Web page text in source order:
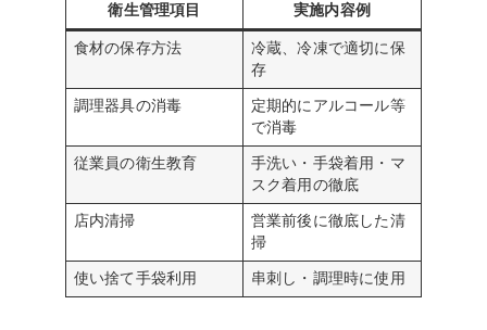
衛生管理項目 実施内容例
食材の保存方法
冷蔵、冷凍で適切に保
存
調理器具の消毒
定期的にアルコール等
で消毒
従業員の衛生教育
手洗い・手袋着用・マ
スク着用の徹底
店内清掃
営業前後に徹底した清
掃
使い捨て手袋利用 串刺し・調理時に使用